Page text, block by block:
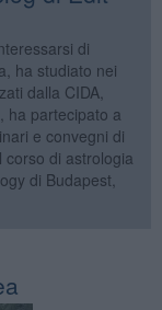
di
ha studiato nei
dalla CIDA,
ha partecipato a
e convegni di
di astrologia
di Budapest,